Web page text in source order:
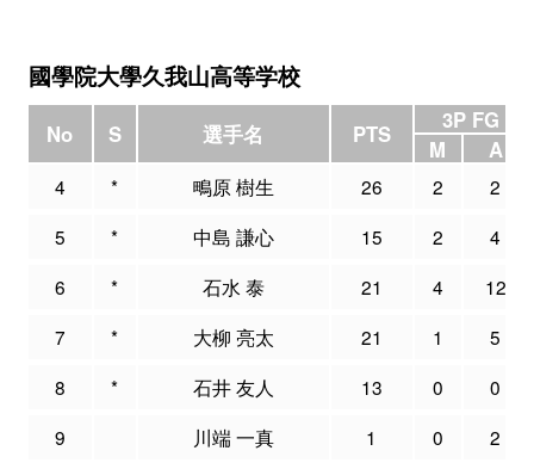
國學院大學久我山高等学校
No S 選手名 PTS
3P FG
M
A
4 * 鴫原 樹生 26 2
2
5
* 中島 謙心 15 2
4
6
* 石水 泰 21 4
12
7
* 大柳 亮太 21 1
5
8
* 石井 友人 13 0
0
9
川端 一真 1 0 2